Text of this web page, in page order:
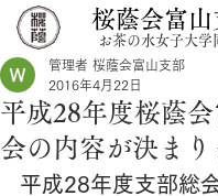
桜蔭会富山
お茶の水女子大学
平成28年度桜蔭
会の内容が決まり
管理者 桜蔭会富山支部
2016年4月22日
平成28年度支部総